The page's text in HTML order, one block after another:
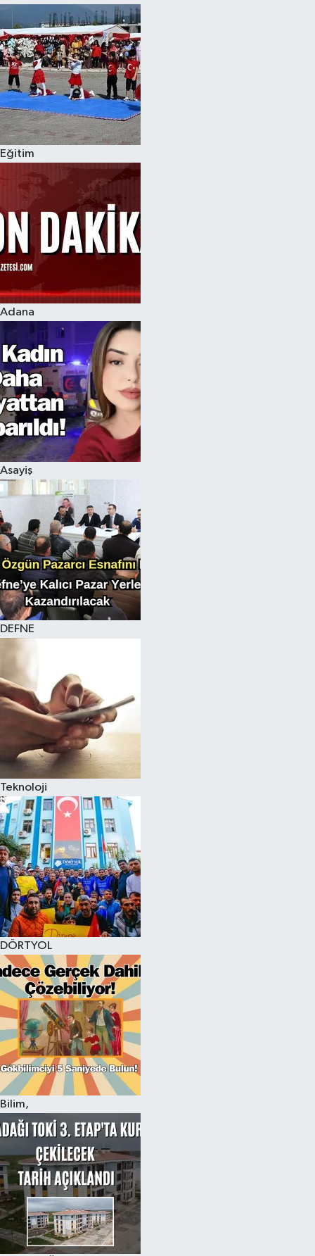
Eğitim
Adana
Asayiş
DEFNE
Teknoloji
DÖRTYOL
Bilim,